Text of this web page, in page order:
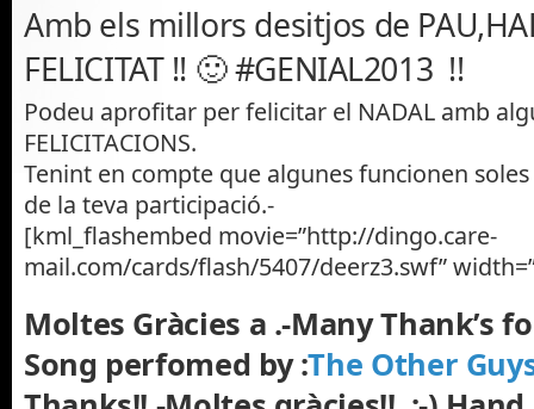
Amb els millors desitjos de
FELICITAT !! 🙂 #GENIAL2013 !!
Podeu aprofitar per felicitar el NADAL amb
FELICITACIONS.
Tenint en compte que algunes funcionen
de la teva participació.-
[kml_flashembed movie=”http://dingo.care-
mail.com/cards/flash/5407/deerz3.swf”
Moltes Gràcies a .-Many Thank’s
Song perfomed by :The Other